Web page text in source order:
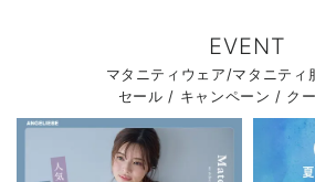
EVENT
マタニティウェア/マタニティ
セール / キャンペーン / ク